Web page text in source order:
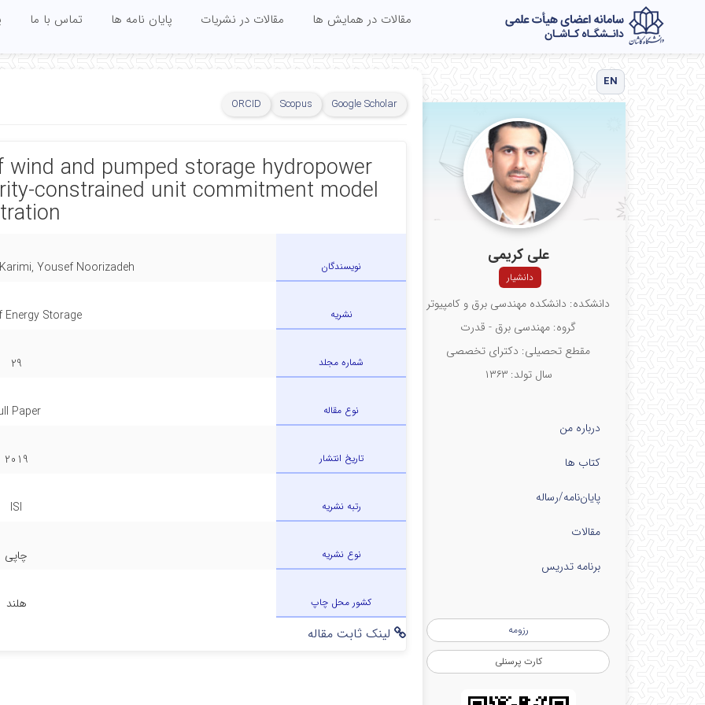
مقالات در همایش ها مقالات در نشریات پایان نامه ها تماس با ما
EN
علی کریمی
دانشیار
دانشکده: دانشکده مهندسی برق و کامپیوتر
گروه: مهندسی برق - قدرت
مقطع تحصیلی: دکترای تخصصی
سال تولد: ۱۳۶۳
درباره من
کتاب ها
پایان‌نامه‌/رساله
مقالات
برنامه تدریس
رزومه
کارت پرسنلی
Google Scholar
Scopus
ORCID
and pumped storage hydropower
constrained unit commitment model
نویسندگان Yousef Noorizadeh
نشریه Storage
شماره مجلد 29
نوع مقاله Paper
تاریخ انتشار 2019
رتبه نشریه ISI
نوع نشریه چاپی
کشور محل چاپ هلند
لینک ثابت مقاله